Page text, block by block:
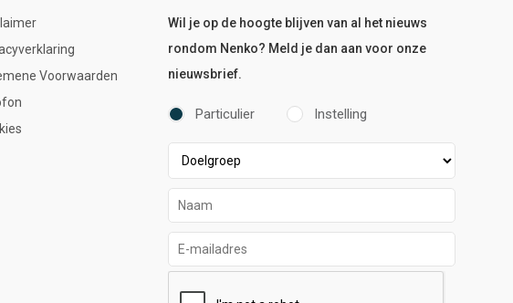
Voorwaarden
Wil je op de hoogte blijven van al het nieuws
rondom Nenko? Meld je dan aan voor onze
nieuwsbrief.
Particulier Instelling